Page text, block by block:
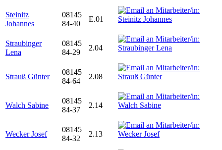
Steinitz
Johannes
08145
84-40
E.01
Straubinger
Lena
08145
84-29
2.04
Strauß Günter
08145
84-64
2.08
Walch Sabine
08145
84-37
2.14
Wecker Josef
08145
84-32
2.13